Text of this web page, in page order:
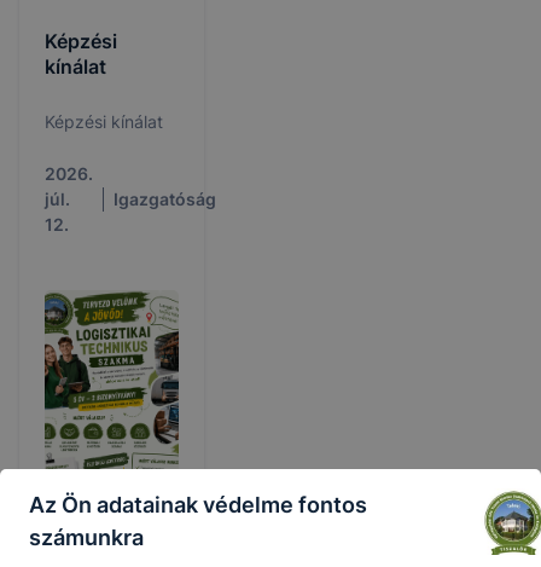
Képzési
kínálat
Képzési kínálat
2026.
júl.
12.
Igazgatóság
Az Ön adatainak védelme fontos
számunkra